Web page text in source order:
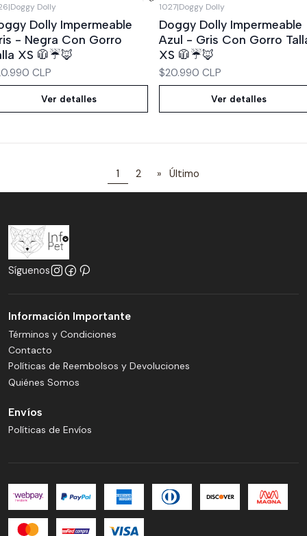
Agotado
|Doggy Dolly
Dolly Impermeable
- Negra Con Gorro
XS 🧥☔🦊
CLP
Ver detalles
Agotado
1027|Doggy Dolly
Doggy Dolly Impermeable
Azul - Gris Con Gorro
XS 🧥☔🦊
$20.990 CLP
Ver detalles
1 2 » Último
Síguenos
Información Importante
Términos y Condiciones
Contacto
Políticas de Reembolsos y Devoluciones
Quiénes Somos
Envíos
Políticas de Envíos